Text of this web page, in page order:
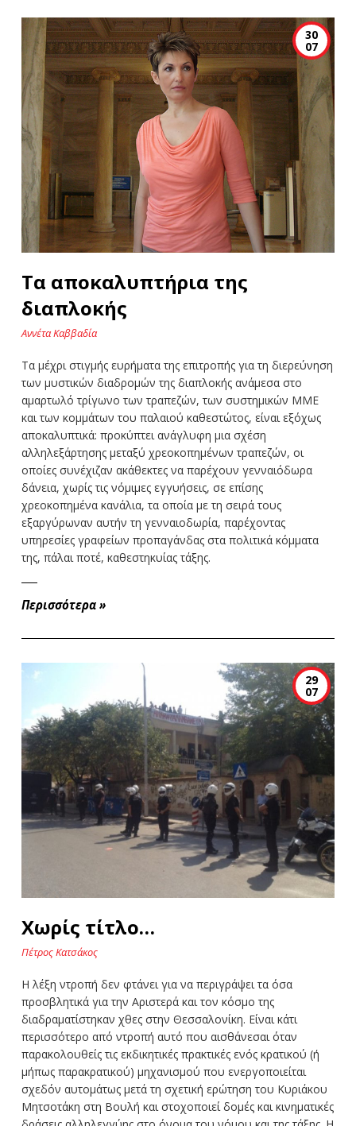
30
07
Τα αποκαλυπτήρια της
διαπλοκής
Αννέτα Καββαδία
Τα μέχρι στιγμής ευρήματα της επιτροπής για τη διερεύνηση
των μυστικών διαδρομών της διαπλοκής ανάμεσα στο
αμαρτωλό τρίγωνο των τραπεζών, των συστημικών ΜΜΕ
και των κομμάτων του παλαιού καθεστώτος, είναι εξόχως
αποκαλυπτικά: προκύπτει ανάγλυφη μια σχέση
αλληλεξάρτησης μεταξύ χρεοκοπημένων τραπεζών, οι
οποίες συνέχιζαν ακάθεκτες να παρέχουν γενναιόδωρα
δάνεια, χωρίς τις νόμιμες εγγυήσεις, σε επίσης
χρεοκοπημένα κανάλια, τα οποία με τη σειρά τους
εξαργύρωναν αυτήν τη γενναιοδωρία, παρέχοντας
υπηρεσίες γραφείων προπαγάνδας στα πολιτικά κόμματα
της, πάλαι ποτέ, καθεστηκυίας τάξης.
Περισσότερα »
29
07
Χωρίς τίτλο…
Πέτρος Κατσάκος
Η λέξη ντροπή δεν φτάνει για να περιγράψει τα όσα
προσβλητικά για την Αριστερά και τον κόσμο της
διαδραματίστηκαν χθες στην Θεσσαλονίκη. Είναι κάτι
περισσότερο από ντροπή αυτό που αισθάνεσαι όταν
παρακολουθείς τις εκδικητικές πρακτικές ενός κρατικού (ή
μήπως παρακρατικού) μηχανισμού που ενεργοποιείται
σχεδόν αυτομάτως μετά τη σχετική ερώτηση του Κυριάκου
Μητσοτάκη στη Βουλή και στοχοποιεί δομές και κινηματικές